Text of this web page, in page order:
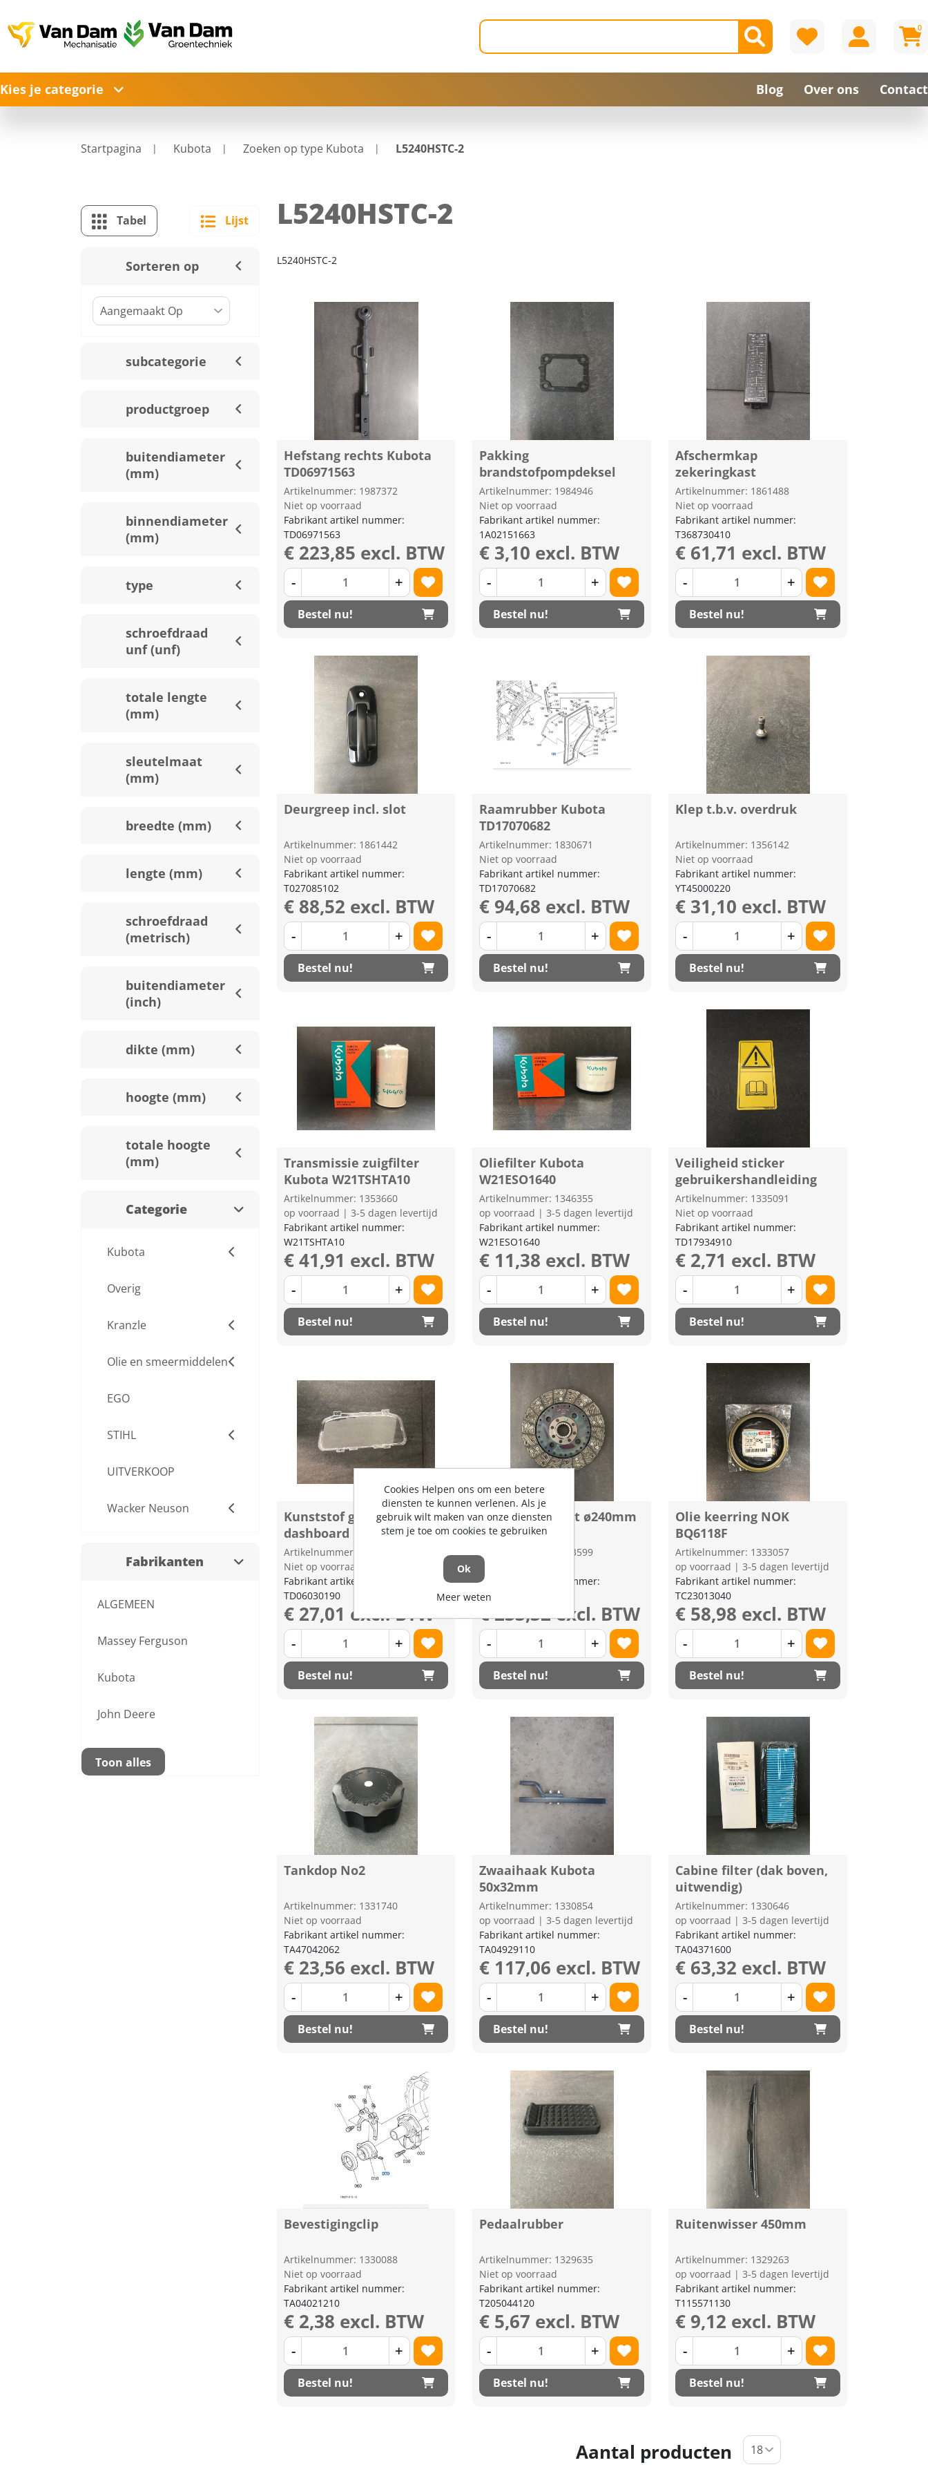
0
Kies je categorie Blog Over ons Contact
Startpagina Kubota Zoeken op type Kubota L5240HSTC-2
Tabel Lijst
Sorteren op
subcategorie
productgroep
buitendiameter
(mm)
binnendiameter
(mm)
type
schroefdraad
unf (unf)
totale lengte
(mm)
sleutelmaat
(mm)
breedte (mm)
lengte (mm)
schroefdraad
(metrisch)
buitendiameter
(inch)
dikte (mm)
hoogte (mm)
totale hoogte
(mm)
Categorie
Kubota
Overig
Kranzle
Olie en smeermiddelen
EGO
STIHL
UITVERKOOP
Wacker Neuson
Fabrikanten
ALGEMEEN
Massey Ferguson
Kubota
John Deere
Toon alles
L5240HSTC-2
L5240HSTC-2
Hefstang rechts Kubota
TD06971563
Artikelnummer: 1987372
Niet op voorraad
Fabrikant artikel nummer:
TD06971563
€ 223,85 excl. BTW
- +
Bestel nu!
Pakking
brandstofpompdeksel
Artikelnummer: 1984946
Niet op voorraad
Fabrikant artikel nummer:
1A02151663
€ 3,10 excl. BTW
- +
Bestel nu!
Afschermkap
zekeringkast
Artikelnummer: 1861488
Niet op voorraad
Fabrikant artikel nummer:
T368730410
€ 61,71 excl. BTW
- +
Bestel nu!
Deurgreep incl. slot
Artikelnummer: 1861442
Niet op voorraad
Fabrikant artikel nummer:
T027085102
€ 88,52 excl. BTW
- +
Bestel nu!
Raamrubber Kubota
TD17070682
Artikelnummer: 1830671
Niet op voorraad
Fabrikant artikel nummer:
TD17070682
€ 94,68 excl. BTW
- +
Bestel nu!
Klep t.b.v. overdruk
Artikelnummer: 1356142
Niet op voorraad
Fabrikant artikel nummer:
YT45000220
€ 31,10 excl. BTW
- +
Bestel nu!
Transmissie zuigfilter
Kubota W21TSHTA10
Artikelnummer: 1353660
op voorraad | 3-5 dagen levertijd
Fabrikant artikel nummer:
W21TSHTA10
€ 41,91 excl. BTW
- +
Bestel nu!
Oliefilter Kubota
W21ESO1640
Artikelnummer: 1346355
op voorraad | 3-5 dagen levertijd
Fabrikant artikel nummer:
W21ESO1640
€ 11,38 excl. BTW
- +
Bestel nu!
Veiligheid sticker
gebruikershandleiding
Artikelnummer: 1335091
Niet op voorraad
Fabrikant artikel nummer:
TD17934910
€ 2,71 excl. BTW
- +
Bestel nu!
Kunststof glas t.b.v.
dashboard
Artikelnummer: 1333903
Niet op voorraad
Fabrikant artikel nummer:
TD06030190
€ 27,01 excl. BTW
- +
Bestel nu!
Koppelingsplaat ø240mm
Artikelnummer: 1333599
Fabrikant artikel nummer:
TD02020500
€ 233,32 excl. BTW
- +
Bestel nu!
Olie keerring NOK
BQ6118F
Artikelnummer: 1333057
op voorraad | 3-5 dagen levertijd
Fabrikant artikel nummer:
TC23013040
€ 58,98 excl. BTW
- +
Bestel nu!
Tankdop No2
Artikelnummer: 1331740
Niet op voorraad
Fabrikant artikel nummer:
TA47042062
€ 23,56 excl. BTW
- +
Bestel nu!
Zwaaihaak Kubota
50x32mm
Artikelnummer: 1330854
op voorraad | 3-5 dagen levertijd
Fabrikant artikel nummer:
TA04929110
€ 117,06 excl. BTW
- +
Bestel nu!
Cabine filter (dak boven,
uitwendig)
Artikelnummer: 1330646
op voorraad | 3-5 dagen levertijd
Fabrikant artikel nummer:
TA04371600
€ 63,32 excl. BTW
- +
Bestel nu!
Bevestigingclip
Artikelnummer: 1330088
Niet op voorraad
Fabrikant artikel nummer:
TA04021210
€ 2,38 excl. BTW
- +
Bestel nu!
Pedaalrubber
Artikelnummer: 1329635
Niet op voorraad
Fabrikant artikel nummer:
T205044120
€ 5,67 excl. BTW
- +
Bestel nu!
Ruitenwisser 450mm
Artikelnummer: 1329263
op voorraad | 3-5 dagen levertijd
Fabrikant artikel nummer:
T115571130
€ 9,12 excl. BTW
- +
Bestel nu!
Aantal producten
Cookies Helpen ons om een betere
diensten te kunnen verlenen. Als je
gebruik wilt maken van onze diensten
stem je toe om cookies te gebruiken
Ok
Meer weten